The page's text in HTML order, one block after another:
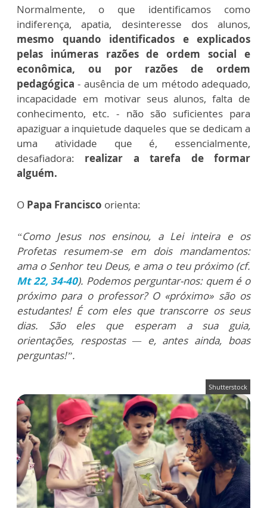
Normalmente, o que identificamos como
indiferença, apatia, desinteresse dos alunos,
mesmo quando identificados e explicados
pelas inúmeras razões de ordem social e
econômica, ou por razões de ordem
pedagógica - ausência de um método adequado,
incapacidade em motivar seus alunos, falta de
conhecimento, etc. - não são suficientes para
apaziguar a inquietude daqueles que se dedicam a
uma atividade que é, essencialmente,
desafiadora: realizar a tarefa de formar
alguém.
O Papa Francisco orienta:
“Como Jesus nos ensinou, a Lei inteira e os
Profetas resumem-se em dois mandamentos:
ama o Senhor teu Deus, e ama o teu próximo (cf.
Mt 22, 34-40). Podemos perguntar-nos: quem é o
próximo para o professor? O «próximo» são os
estudantes! É com eles que transcorre os seus
dias. São eles que esperam a sua guia,
orientações, respostas — e, antes ainda, boas
perguntas!”.
Shutterstock